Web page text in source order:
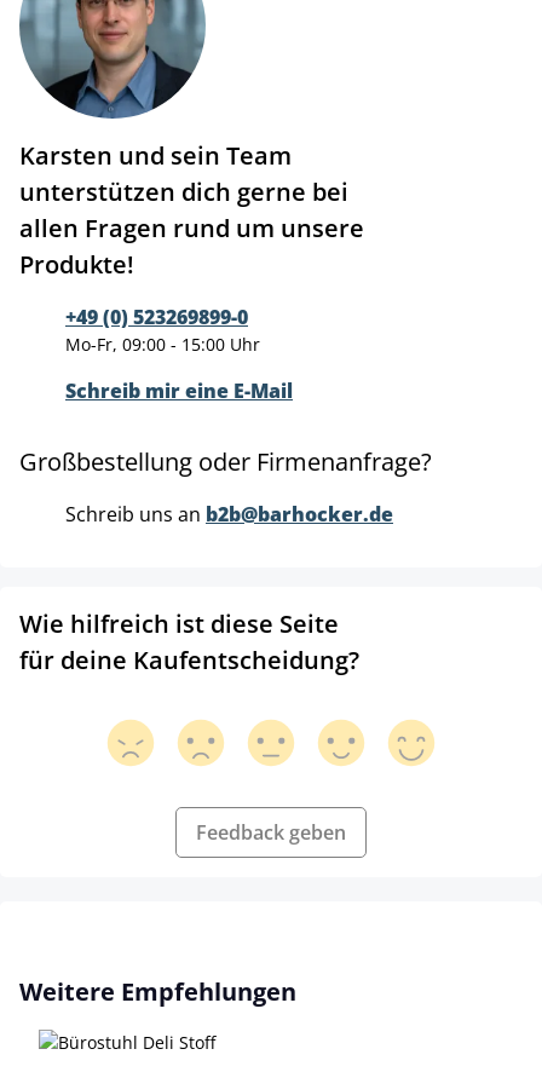
Karsten und sein Team
unterstützen dich gerne bei
allen Fragen rund um unsere
Produkte!
+49 (0) 523269899-0
Mo-Fr, 09:00 - 15:00 Uhr
Schreib mir eine E-Mail
Großbestellung oder Firmenanfrage?
Schreib uns an b2b@barhocker.de
Wie hilfreich ist diese Seite
für deine Kaufentscheidung?
Feedback geben
Produktgalerie überspringen
Weitere Empfehlungen